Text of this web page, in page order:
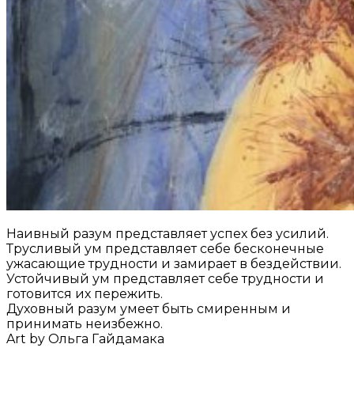
Наивный разум представляет успех без усилий.
Трусливый ум представляет себе бесконечные
ужасающие трудности и замирает в бездействии.
Устойчивый ум представляет себе трудности и
готовится их пережить.
Духовный разум умеет быть смиренным и
принимать неизбежно.
Art by Ольга Гайдамака